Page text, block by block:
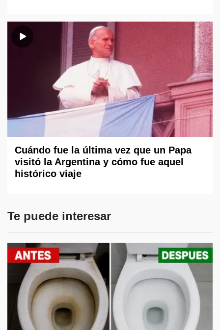
Cuándo fue la última vez que un Papa
visitó la Argentina y cómo fue aquel
histórico viaje
Te puede interesar